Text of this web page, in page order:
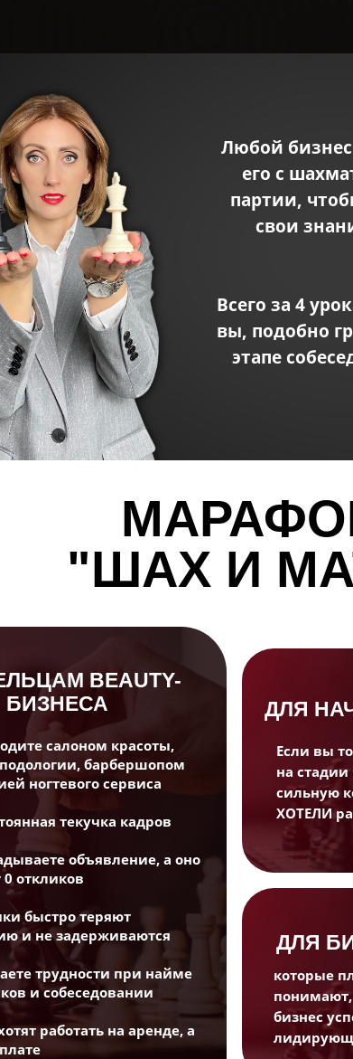
И МАТ
Любой
его с
партии,
свои
Всего за 4
вы, подобно
этапе
"ШАХ И
салоном красоты,
барбершопом
ногтевого сервиса
текучка кадров
объявление, а оно
откликов
быстро теряют
и не задерживаются
трудности при найме
и собеседовании
работать на аренде, а
BEAUTY-
БИЗНЕСА
Если вы
на
сильную
ХОТЕЛИ
ДЛЯ
которые
понимают,
бизнес
ДЛЯ